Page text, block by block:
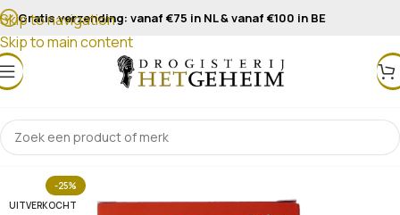
Skip to navigation
Skip to main content
Gratis verzending: vanaf €75 in NL & vanaf €100 in BE
-25%
UITVERKOCHT